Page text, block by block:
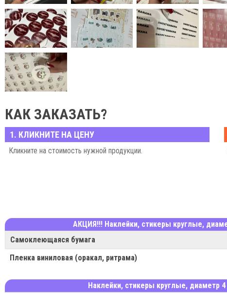
КАК ЗАКАЗАТЬ?
1. КЛИКНИТЕ НА ЦЕНУ
Кликните на стоимость нужной продукции.
АКЦИЯ!!! Наклейки, стикеры круглые,
Самоклеющаяся бумага
Пленка виниловая (оракал, ритрама)
Наклейки, стикеры круглые, диаметр